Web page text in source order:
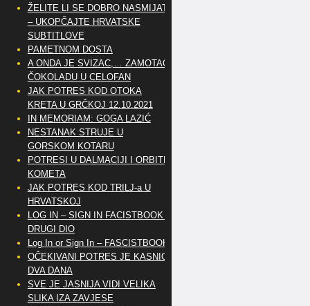
ŽELITE LI SE DOBRO NASMIJATI
– UKOPČAJTE HRVATSKE
SUBTITLOVE
PAMETNOM DOSTA
A ONDA JE SVIZAC,… ZAMOTAO
ČOKOLADU U CELOFAN
JAK POTRES KOD OTOKA
KRETA U GRČKOJ 12.10.2021
IN MEMORIAM: GOGA LAZIĆ
NESTANAK STRUJE U
GORSKOM KOTARU
POTRESI U DALMACIJI I ORBITE
KOMETA
JAK POTRES KOD TRILJ-a U
HRVATSKOJ
LOG IN – SIGN IN FACISTBOOK –
DRUGI DIO
Log In or Sign In – FASCISTBOOK
OČEKIVANI POTRES JE KASNIO
DVA DANA
SVE JE JASNIJA VIDI VELIKA
SLIKA IZA ZAVJESE